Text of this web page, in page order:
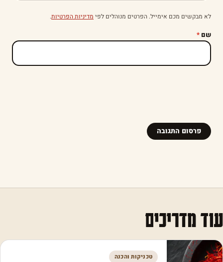
לא מבקשים מכם אימייל. הפרטים מנוהלים לפי מדיניות הפרטיות.
שם *
עוד מדריכים
טכניקות והכנה